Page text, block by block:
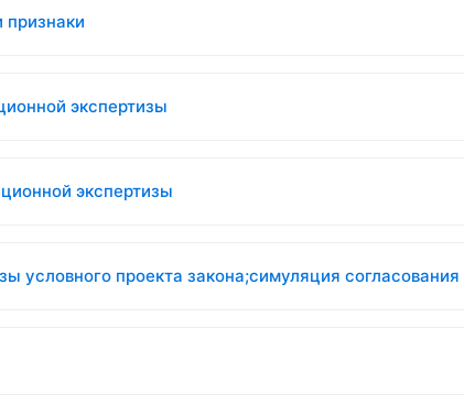
экспертизы
экспертизы
условного проекта закона;симуляция